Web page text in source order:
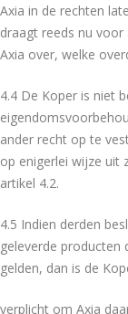
Axia in de rechten
draagt reeds nu
Axia over, welke
4.4 De Koper is niet
ander recht op te
op enigerlei wijze uit
artikel 4.2.
4.5 Indien derden
geleverde producten
gelden, dan is de
verplicht om Axia